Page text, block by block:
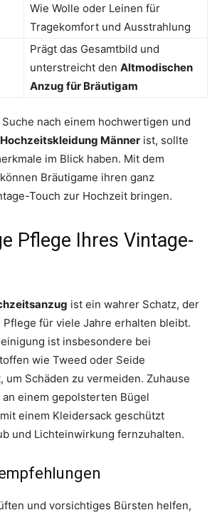
Wie Wolle oder Leinen für
Tragekomfort und Ausstrahlung
Prägt das Gesamtbild und
unterstreicht den Altmodischen
Anzug für Bräutigam
nach einem hochwertigen und
Männer ist, sollte
im Blick haben. Mit dem
Bräutigame ihren ganz
Touch zur Hochzeit bringen.
Pflege Ihres Vintage-
ist ein wahrer Schatz, der
für viele Jahre erhalten bleibt.
ist insbesondere bei
wie Tweed oder Seide
Schäden zu vermeiden. Zuhause
einem gepolsterten Bügel
einem Kleidersack geschützt
und Lichteinwirkung fernzuhalten.
und vorsichtiges Bürsten helfen,